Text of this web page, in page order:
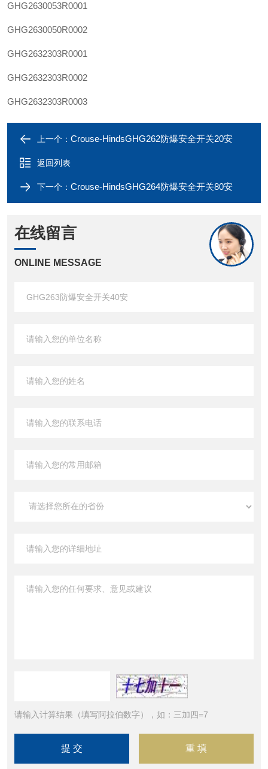
GHG2630053R0001
GHG2630050R0002
GHG2632303R0001
GHG2632303R0002
GHG2632303R0003
上一个： Crouse-HindsGHG262防爆安全开关20安
返回列表
下一个： Crouse-HindsGHG264防爆安全开关80安
在线留言
ONLINE MESSAGE
请输入计算结果（填写阿拉伯数字），如：三加四=7